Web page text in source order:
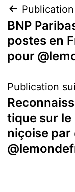
de
l’article
BNP
postes en
pour
Publication
tique sur le
niçoise par